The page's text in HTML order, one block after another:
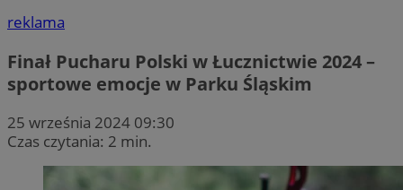
reklama
Finał Pucharu Polski w Łucznictwie 2024 –
sportowe emocje w Parku Śląskim
25 września 2024 09:30
Czas czytania: 2 min.